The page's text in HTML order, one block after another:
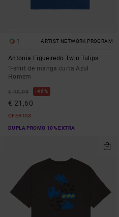
1 ARTIST NETWORK PROGRAM
Antonia Figueiredo Twin Tulips
T-shirt de manga curta Azul
Homem
€ 40,00 46%
€ 21,60
OFERTAS
DUPLA PROMO 10% EXTRA